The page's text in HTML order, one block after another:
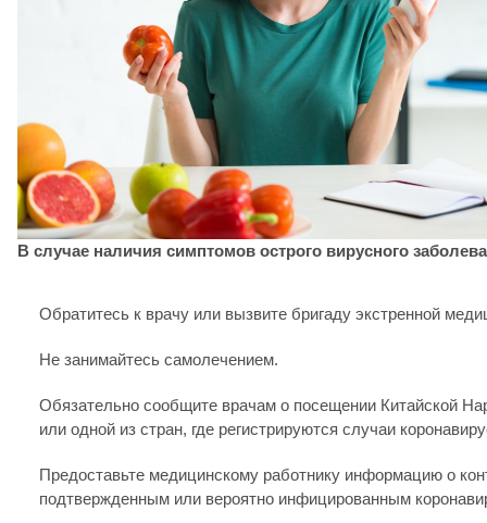
В случае наличия симптомов острого вирусного
Обратитесь к врачу или вызвите бригаду экстренной
Не занимайтесь самолечением.
Обязательно сообщите врачам о посещении Китайской
или одной из стран, где регистрируются случаи
Предоставьте медицинскому работнику информацию о
подтвержденным или вероятно инфицированным